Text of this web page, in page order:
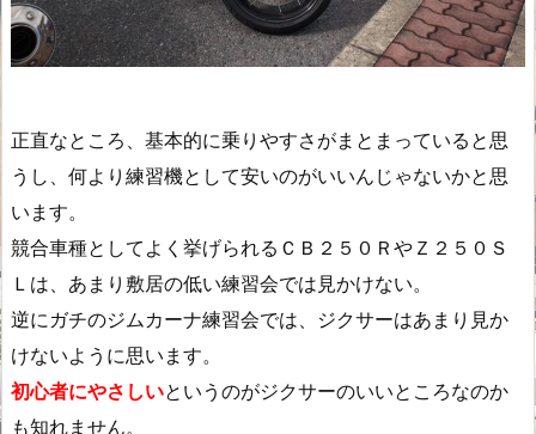
正直なところ、基本的に乗りやすさがまとまっていると思
うし、何より練習機として安いのがいいんじゃないかと思
います。
競合車種としてよく挙げられるＣＢ２５０ＲやＺ２５０Ｓ
Ｌは、あまり敷居の低い練習会では見かけない。
逆にガチのジムカーナ練習会では、ジクサーはあまり見か
けないように思います。
初心者にやさしいというのがジクサーのいいところなのか
も知れません。